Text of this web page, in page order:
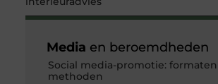
Media en beroemdheden
Social media-promotie:
methoden